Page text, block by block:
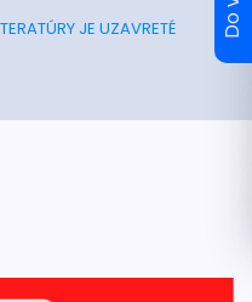
JE UZAVRETÉ